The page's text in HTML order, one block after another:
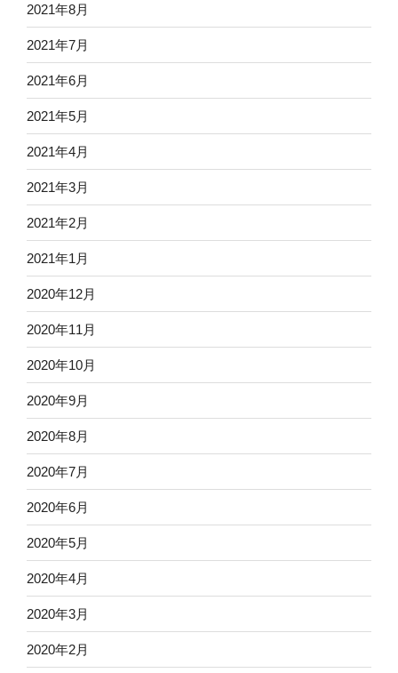
2021年8月
2021年7月
2021年6月
2021年5月
2021年4月
2021年3月
2021年2月
2021年1月
2020年12月
2020年11月
2020年10月
2020年9月
2020年8月
2020年7月
2020年6月
2020年5月
2020年4月
2020年3月
2020年2月